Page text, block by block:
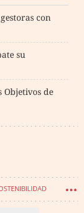
con
su
Objetivos de